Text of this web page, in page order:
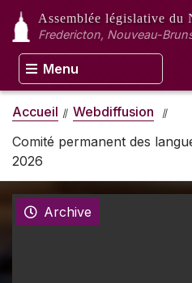
Assemblée législative du
Fredericton, Nouveau-
Menu
Accueil
Webdiffusion
Comité permanent des
2026
Archive